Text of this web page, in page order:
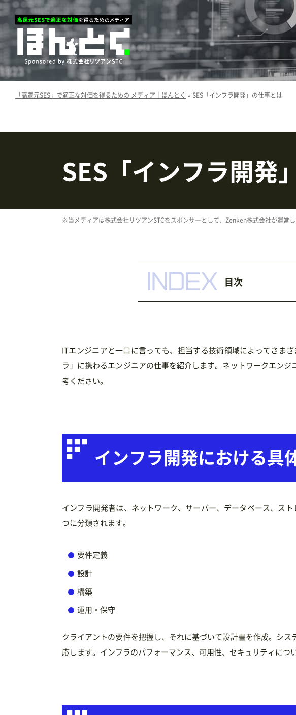
「高還元SES」で適正な対価を得るための メディア｜ほんとく » SES「インフラ開発」の仕事とは
SES「インフラ開発
※当メディアは株式会社リツアンSTCをスポンサーとして、Zenken株式会社が運営し
目次
ITエンジニアと一口に言っても、担当する技術領域によってさま
ラ」に携わるエンジニアの仕事を紹介します。ネットワークエン
考ください。
インフラ開発における具
インフラ開発者は、ネットワーク、サーバー、データベース、ス
つに分類されます。
要件定義
設計
構築
運用・保守
クライアントの要件を把握し、それに基づいて設計書を作成。シ
応します。インフラのパフォーマンス、可用性、セキュリティにつ